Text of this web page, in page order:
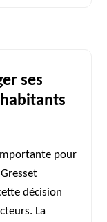
ses
pour
décision
La